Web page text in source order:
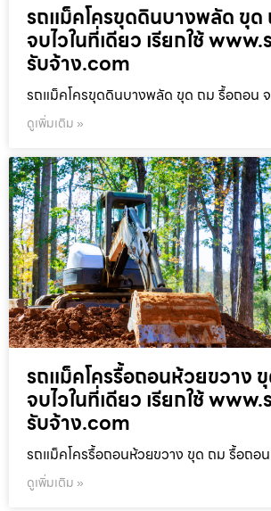
รถแม็คโครขุดดินบางพลัด ขุด
จบไวในที่เดียว เรียกใช้
รับจ้าง.com
รถแม็คโครขุดดินบางพลัด ขุด ถม รื้อถอน
ดูเพิ่มเติม »
รถแม็คโครรื้อถอนห้วยขวาง
จบไวในที่เดียว เรียกใช้
รับจ้าง.com
รถแม็คโครรื้อถอนห้วยขวาง ขุด ถม รื้อถอน
ดูเพิ่มเติม »